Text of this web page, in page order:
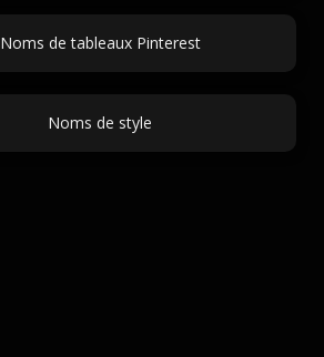
Noms de tableaux Pinterest
Noms de style